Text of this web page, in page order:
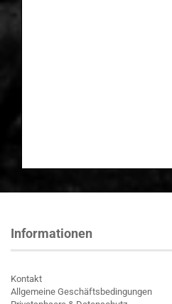
Informationen
Kontakt
Allgemeine Geschäftsbedingungen